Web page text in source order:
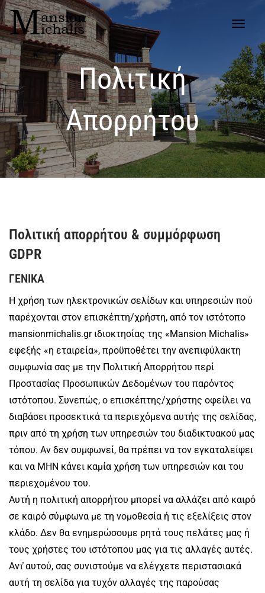
Πολιτική
Απορρήτου
Πολιτική απορρήτου & συμμόρφωση
GDPR
ΓΕΝΙΚΑ
Η χρήση των ηλεκτρονικών σελίδων και υπηρεσιών πού
παρέχονται στον επισκέπτη/χρήστη, από τον ιστότοπο
mansionmichalis.gr ιδιοκτησίας της «Mansion Michalis»
εφεξής «η εταιρεία», προϋποθέτει την ανεπιφύλακτη
συμφωνία σας με την Πολιτική Απορρήτου περί
Προστασίας Προσωπικών Δεδομένων του παρόντος
ιστότοπου. Συνεπώς, ο επισκέπτης/χρήστης οφείλει να
διαβάσει προσεκτικά τα περιεχόμενα αυτής της σελίδας,
πριν από τη χρήση των υπηρεσιών του διαδικτυακού μας
τόπου. Αν δεν συμφωνεί, θα πρέπει να τον εγκαταλείψει
και να ΜΗΝ κάνει καμία χρήση των υπηρεσιών και του
περιεχομένου του.
Αυτή η πολιτική απορρήτου μπορεί να αλλάζει από καιρό
σε καιρό σύμφωνα με τη νομοθεσία ή τις εξελίξεις στον
κλάδο. Δεν θα ενημερώσουμε ρητά τους πελάτες μας ή
τους χρήστες του ιστότοπου μας για τις αλλαγές αυτές.
Αντ̓ αυτού, σας συνιστούμε να ελέγχετε περιστασιακά
αυτή τη σελίδα για τυχόν αλλαγές της παρούσας